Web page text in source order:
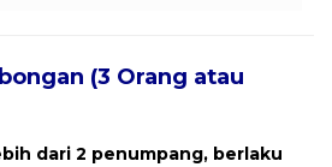
(3 Orang atau
dari 2 penumpang, berlaku